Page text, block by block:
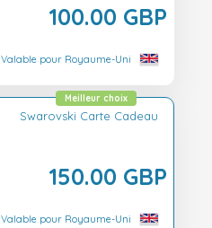
100.00 GBP
Valable pour Royaume-Uni
Swarovski Carte Cadeau
150.00 GBP
Meilleur choix
Valable pour Royaume-Uni